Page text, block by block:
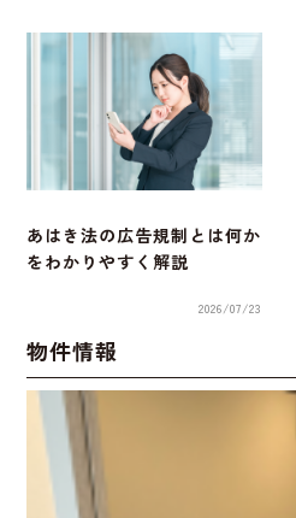
あはき法の広告規制とは何か
をわかりやすく解説
2026/07/23
物件情報